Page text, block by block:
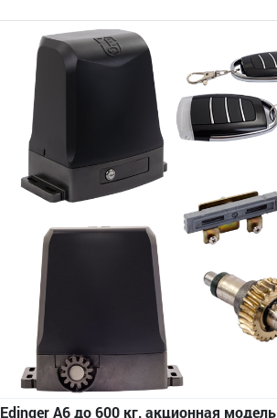
Edinger A6 до 600 кг, акционная модель